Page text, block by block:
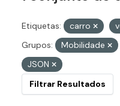
Etiquetas: carro
Grupos:
Mobilidade
JSON
Filtrar Resultados